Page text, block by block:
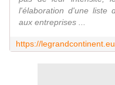
l'élaboration d'une liste
aux entreprises ...